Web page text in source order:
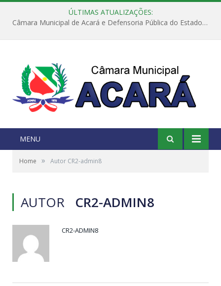
ÚLTIMAS ATUALIZAÇÕES:
Câmara Municipal de Acará e Defensoria Pública do Estado, promovem Ação Balcão de Direitos
MENU
Home » Autor CR2-admin8
AUTOR CR2-ADMIN8
CR2-ADMIN8